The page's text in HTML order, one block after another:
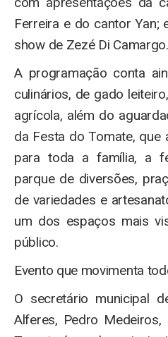
Ferreira e do cantor
show de Zezé Di Camargo.
A programação conta
culinários, de gado
agrícola, além do
da Festa do Tomate, que
para toda a família, a
parque de diversões,
de variedades e
um dos espaços mais
público.
Evento que movimenta
O secretário municipal
Alferes, Pedro